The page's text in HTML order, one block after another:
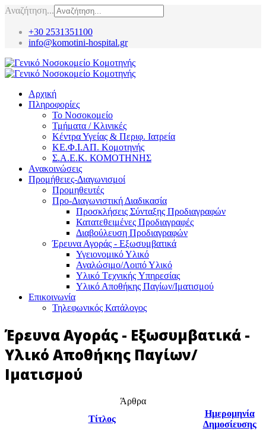
Αναζήτηση...
+30 2531351100
info@komotini-hospital.gr
Αρχική
Πληροφορίες
Το Νοσοκομείο
Τμήματα / Κλινικές
Κέντρα Υγείας & Περιφ. Ιατρεία
ΚΕ.Φ.Ι.ΑΠ. Κομοτηνής
Σ.Α.Ε.Κ. ΚΟΜΟΤΗΝΗΣ
Ανακοινώσεις
Προμήθειες-Διαγωνισμοί
Προμηθευτές
Προ-Διαγωνιστική Διαδικασία
Προσκλήσεις Σύνταξης Προδιαγραφών
Κατατεθειμένες Προδιαγραφές
Διαβούλευση Προδιαγραφών
Έρευνα Αγοράς - Εξωσυμβατικά
Υγειονομικό Υλικό
Αναλώσιμο/Λοιπό Υλικό
Υλικό Tεχνικής Yπηρεσίας
Υλικό Αποθήκης Παγίων/Ιματισμού
Επικοινωνία
Τηλεφωνικός Κατάλογος
Έρευνα Αγοράς - Εξωσυμβατικά -
Υλικό Αποθήκης Παγίων/
Ιματισμού
Άρθρα
Τίτλος
Ημερομηνία
Δημοσίευσης